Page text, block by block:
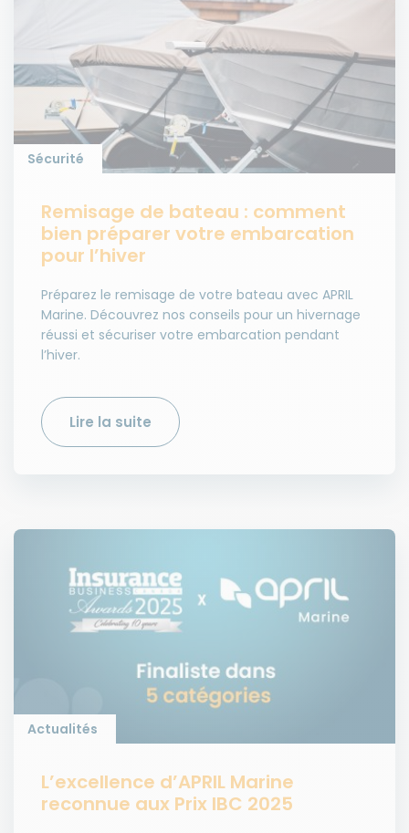
Sécurité
Remisage de bateau : comment
bien préparer votre embarcation
pour l’hiver
Préparez le remisage de votre bateau avec APRIL
Marine. Découvrez nos conseils pour un hivernage
réussi et sécuriser votre embarcation pendant
l’hiver.
Lire la suite
Actualités
L’excellence d’APRIL Marine
reconnue aux Prix IBC 2025